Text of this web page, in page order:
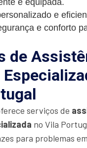
e equipada.
e
e conforto
de
serviços de
no Vila
para problemas em